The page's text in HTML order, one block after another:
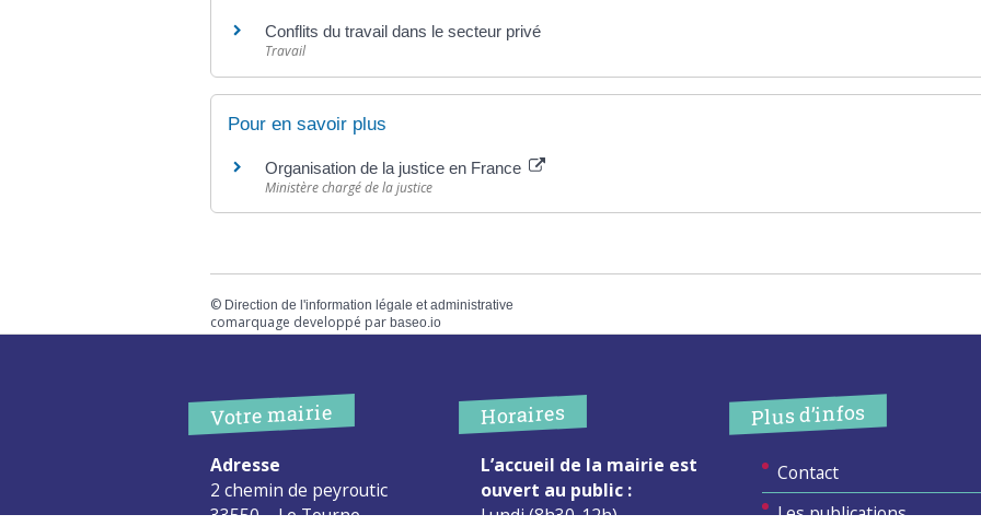
Conflits du travail dans le secteur privé
Travail
Pour en savoir plus
Organisation de la justice en France
Ministère chargé de la justice
© Direction de l'information légale et administrative
comarquage developpé par baseo.io
Votre mairie
Adresse
2 chemin de peyroutic
33550 – Le Tourne
Horaires
L’accueil de la mairie est
ouvert au public :
Lundi (8h30-12h)
Plus d’infos
Contact
Les publications